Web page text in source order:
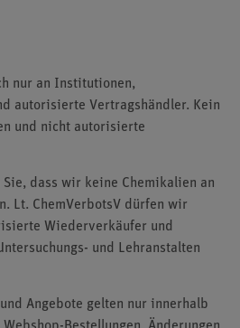
nur an Institutionen,
autorisierte Vertragshändler. Kein
und nicht autorisierte
Sie, dass wir keine Chemikalien an
Lt. ChemVerbotsV dürfen wir
Wiederverkäufer und
und Lehranstalten
Angebote gelten nur innerhalb